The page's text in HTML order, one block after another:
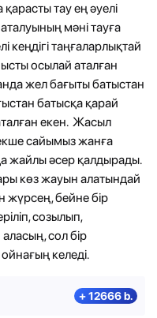
тау ең әуелі
мәні тауға
кеңдігі таңғаларлықтай
осылай аталған
жел бағыты батыстан
батысқа қарай
екен. Жасыл
сайымыз жанға
жайлы әсер қалдырады.
көз жауын алатындай
жүрсең, бейне бір
созылып,
сол бір
келеді.
+ 12666 b.